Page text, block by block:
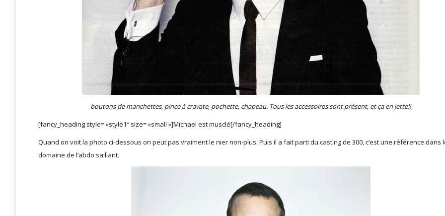
boutons de manchettes, pince à cravate, pochette, chapeau. Tous les accessoires sont présent, et ça en jette!!
[fancy_heading style= »style1″ size= »small »]Michael est musclé[/fancy_heading]
Quand on voit la photo ci-dessous on peut pas vraiment le nier non-plus. Puis il a fait parti du casting de 300, c’est une référence dans
domaine de l’abdo saillant.